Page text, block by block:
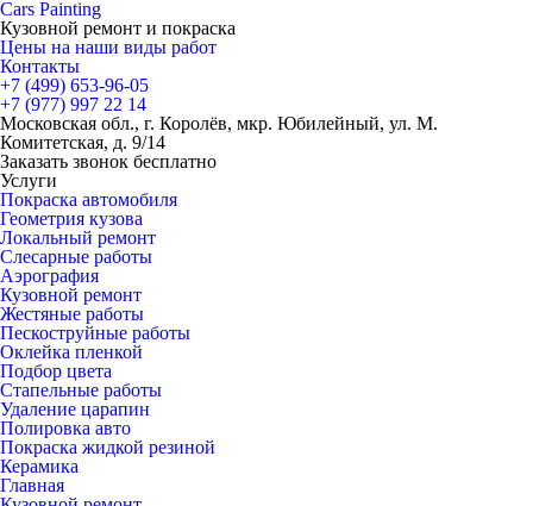
Cars Painting
Кузовной ремонт и покраска
Цены на наши виды работ
Контакты
+7 (499) 653-96-05
+7 (977) 997 22 14
Московская обл., г. Королёв, мкр. Юбилейный, ул. М.
Комитетская, д. 9/14
Заказать звонок бесплатно
Услуги
Покраска автомобиля
Геометрия кузова
Локальный ремонт
Слесарные работы
Аэрография
Кузовной ремонт
Жестяные работы
Пескоструйные работы
Оклейка пленкой
Подбор цвета
Стапельные работы
Удаление царапин
Полировка авто
Покраска жидкой резиной
Керамика
Главная